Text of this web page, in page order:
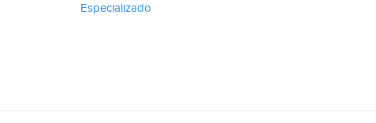
Especializado